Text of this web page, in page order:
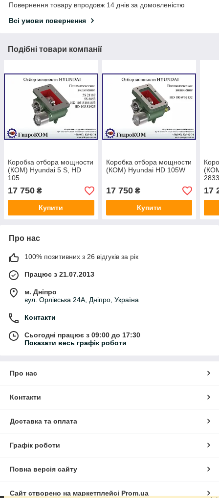
Повернення товару впродовж 14 днів за домовленістю
Всі умови повернення
Подібні товари компанії
Коробка отбора мощности
(КОМ) Hyundai 5 S, HD
105
17 750 ₴
Купити
Коробка отбора мощности
(КОМ) Hyundai HD 105W
17 750₴
Купити
17
Про нас
100% позитивних з 26 відгуків за рік
Працює з 21.07.2013
м. Дніпро
вул. Орлівська 24А, Дніпро, Україна
Контакти
Сьогодні працює з 09:00 до 17:30
Показати весь графік роботи
Про нас
Контакти
Доставка та оплата
Графік роботи
Повна версія сайту
Сайт створено на маркетплейсі Prom.ua